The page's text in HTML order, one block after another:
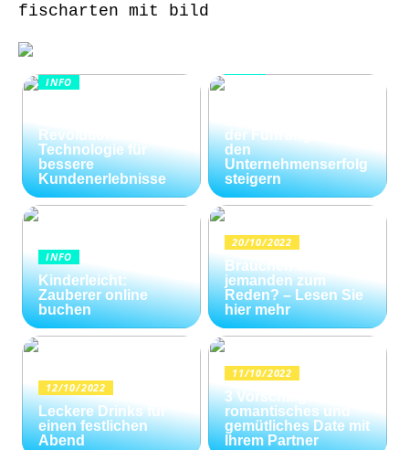
fischarten mit bild
INFO
Revolutionäre
Technologie für
bessere
Kundenerlebnisse
der Führungskräfte
den
Unternehmenserfolg
steigern
INFO
Kinderleicht:
Zauberer online
buchen
20/10/2022
Brauchen Sie
jemanden zum
Reden? – Lesen Sie
hier mehr
12/10/2022
Leckere Drinks für
einen festlichen
Abend
11/10/2022
3 Vorschläge für ein
romantisches und
gemütliches Date mit
Ihrem Partner